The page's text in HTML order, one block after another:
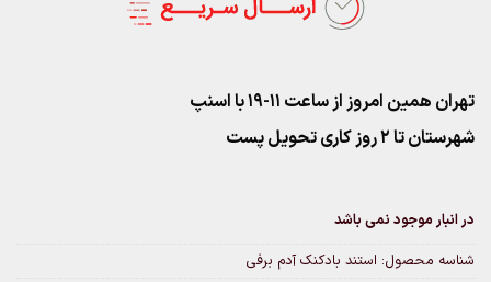
تهران همین امروز از ساعت ۱۱-۱۹ با اسنپ
شهرستان تا 2 روز کاری تحویل پست
در انبار موجود نمی باشد
شناسه محصول: استند بادکنک آدم برفی